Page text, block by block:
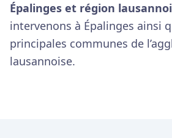
Épalinges et région
intervenons à Épalinges ainsi
principales communes de
lausannoise.